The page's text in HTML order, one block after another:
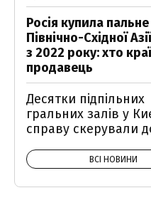
Росія купила пальне
Північно-Східної
з 2022 року: хто
продавець
Десятки підпільних
гральних залів у
справу скерували
ВСІ НОВИНИ